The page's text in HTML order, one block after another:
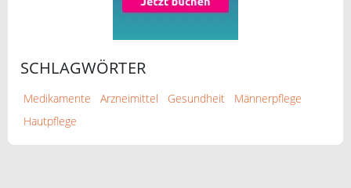
SCHLAGWÖRTER
Medikamente Arzneimittel Gesundheit
Männerpflege
Hautpflege